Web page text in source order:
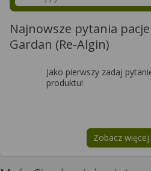
Najnowsze pytania
Gardan (Re-Algin)
Jako pierwszy zadaj
produktu!
Zobacz na